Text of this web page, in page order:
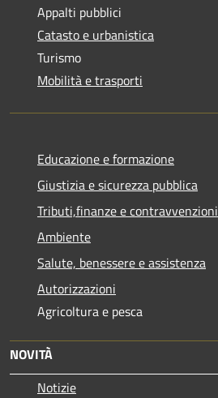
Appalti pubblici
Catasto e urbanistica
Turismo
Mobilità e trasporti
Educazione e formazione
Giustizia e sicurezza pubblica
Tributi,finanze e contravvenzioni
Ambiente
Salute, benessere e assistenza
Autorizzazioni
Agricoltura e pesca
NOVITÀ
Notizie